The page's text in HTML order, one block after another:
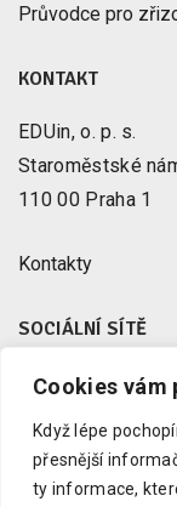
Cookies
Když lépe
přesnější
ty informace,
Průvodce pro
KONTAKT
EDUin, o. p. s.
Staroměstské
110 00 Praha 1
Kontakty
SOCIÁLNÍ SÍTĚ
Facebook
Instagram
Youtube